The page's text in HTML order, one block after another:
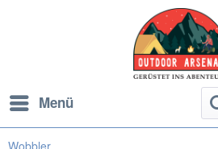
Menü
Wobbler